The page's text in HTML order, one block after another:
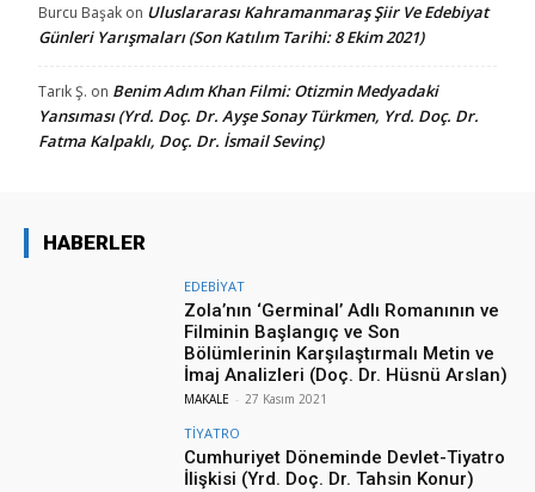
Burcu Başak on Uluslararası Kahramanmaraş Şiir Ve Edebiyat
Günleri Yarışmaları (Son Katılım Tarihi: 8 Ekim 2021)
Tarık Ş. on Benim Adım Khan Filmi: Otizmin Medyadaki
Yansıması (Yrd. Doç. Dr. Ayşe Sonay Türkmen, Yrd. Doç. Dr.
Fatma Kalpaklı, Doç. Dr. İsmail Sevinç)
HABERLER
EDEBİYAT
Zola’nın ‘Germinal’ Adlı Romanının ve
Filminin Başlangıç ve Son
Bölümlerinin Karşılaştırmalı Metin ve
İmaj Analizleri (Doç. Dr. Hüsnü Arslan)
MAKALE - 27 Kasım 2021
TİYATRO
Cumhuriyet Döneminde Devlet-Tiyatro
İlişkisi (Yrd. Doç. Dr. Tahsin Konur)